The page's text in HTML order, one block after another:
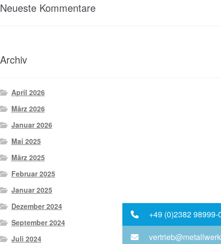
Neueste Kommentare
Archiv
April 2026
März 2026
Januar 2026
Mai 2025
März 2025
Februar 2025
Januar 2025
Dezember 2024
September 2024
Juli 2024
+49 (0)2382 98999-